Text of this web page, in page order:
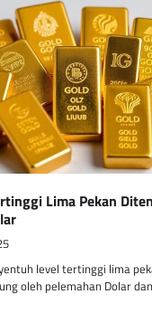
Lima Pekan
level tertinggi lima
oleh pelemahan Dolar